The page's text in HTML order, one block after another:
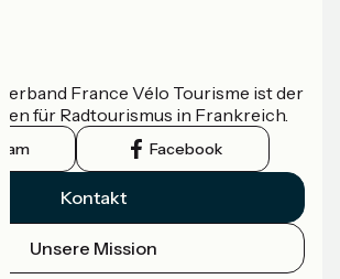
France Vélo Tourisme ist der
für Radtourismus in Frankreich.
Facebook
Kontakt
Unsere Mission